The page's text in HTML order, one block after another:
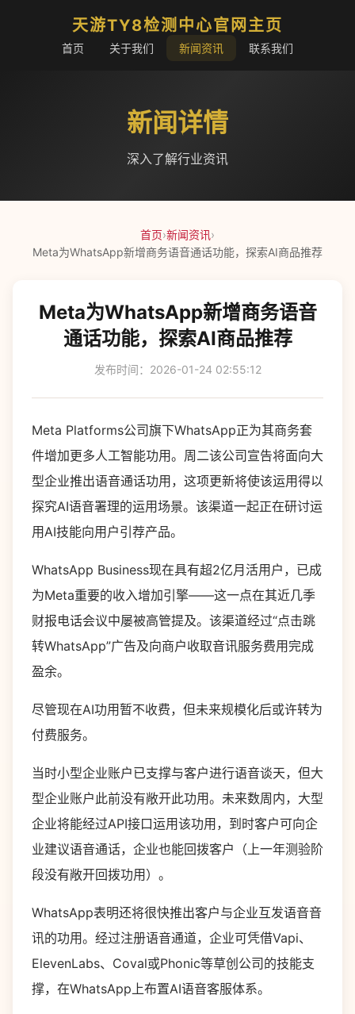
天游TY8检测中心官网主页
首页 关于我们 新闻资讯 联系我们
新闻详情
深入了解行业资讯
首页›新闻资讯›
Meta为WhatsApp新增商务语音通话功能，探索AI商品推荐
Meta为WhatsApp新增商务语音
通话功能，探索AI商品推荐
发布时间：2026-01-24 02:55:12
Meta Platforms公司旗下WhatsApp正为其商务套
件增加更多人工智能功用。周二该公司宣告将面向大
型企业推出语音通话功用，这项更新将使该运用得以
探究AI语音署理的运用场景。该渠道一起正在研讨运
用AI技能向用户引荐产品。
WhatsApp Business现在具有超2亿月活用户，已成
为Meta重要的收入增加引擎——这一点在其近几季
财报电话会议中屡被高管提及。该渠道经过“点击跳
转WhatsApp”广告及向商户收取音讯服务费用完成
盈余。
尽管现在AI功用暂不收费，但未来规模化后或许转为
付费服务。
当时小型企业账户已支撑与客户进行语音谈天，但大
型企业账户此前没有敞开此功用。未来数周内，大型
企业将能经过API接口运用该功用，到时客户可向企
业建议语音通话，企业也能回拨客户（上一年测验阶
段没有敞开回拨功用）。
WhatsApp表明还将很快推出客户与企业互发语音音
讯的功用。经过注册语音通道，企业可凭借Vapi、
ElevenLabs、Coval或Phonic等草创公司的技能支
撑，在WhatsApp上布置AI语音客服体系。